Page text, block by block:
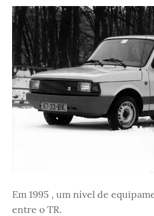
Em 1995 , um nível de
entre o TR.